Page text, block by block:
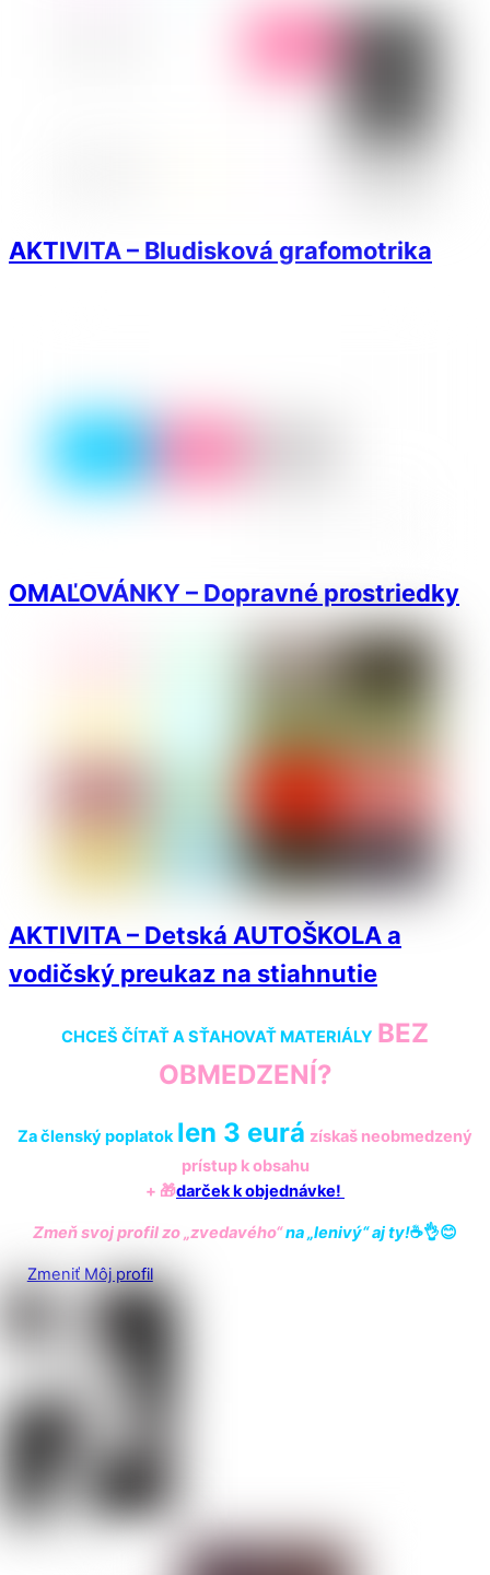
AKTIVITA – Bludisková grafomotrika
OMAĽOVÁNKY – Dopravné prostriedky
AKTIVITA – Detská AUTOŠKOLA a
vodičský preukaz na stiahnutie
CHCEŠ ČÍTAŤ A SŤAHOVAŤ MATERIÁLY BEZ
OBMEDZENÍ?
Za členský poplatok len 3 eurá získaš neobmedzený
prístup k obsahu
+ 🎁darček k objednávke!
Zmeň svoj profil zo „zvedavého“na „lenivý“ aj ty!☕️👌😊
Zmeniť Môj profil